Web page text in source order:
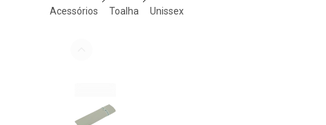
acessórios toalha unissex